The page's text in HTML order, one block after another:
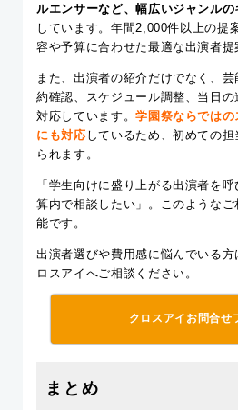
ルエンサーなど、幅広いジャンル
しています。年間2,000件以上の提
容や予算に合わせた最適な出演者提
また、出演者の紹介だけでなく、
約確認、スケジュール調整、当日
対応しています。学園祭ならでは
にも対応 しているため、初めての
られます。
「学生向けに盛り上がる出演者を
算内で相談したい」。このような
能です。
出演者選びや費用感に悩んでいる方
ロスアイへご相談ください。
クロスアイお問合せ
まとめ